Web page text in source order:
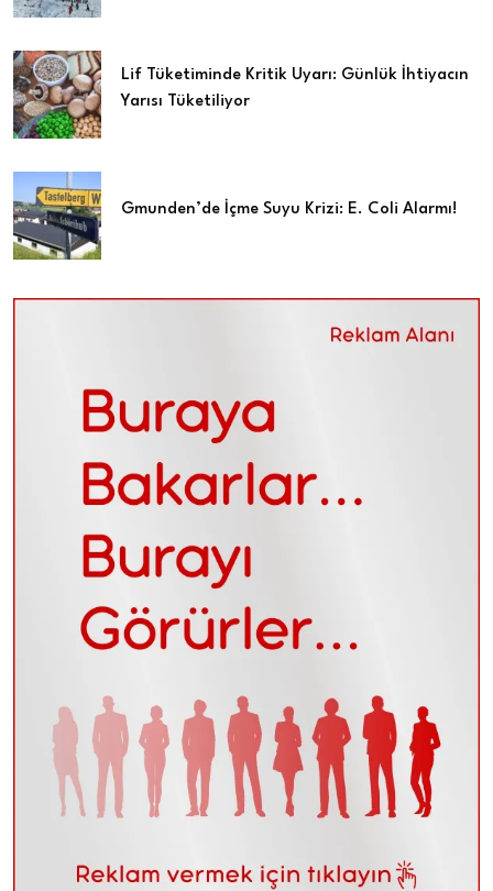
Lif Tüketiminde Kritik Uyarı: Günlük İhtiyacın
Yarısı Tüketiliyor
Gmunden’de İçme Suyu Krizi: E. Coli Alarmı!